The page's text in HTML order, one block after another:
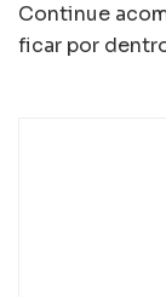
Continue
ficar por